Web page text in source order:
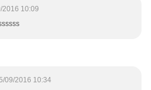
2016 10:09
09/2016 10:34